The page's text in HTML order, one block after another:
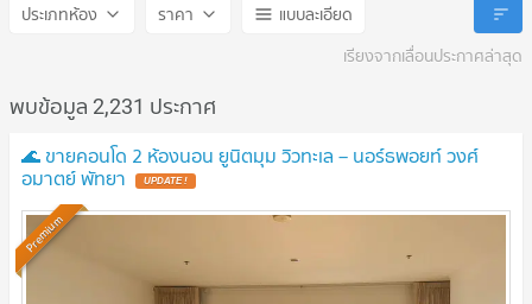
ประเภทห้อง ราคา
แบบละเอียด
เรียงจากเลื่อนประกาศล่าสุด
พบข้อมูล 2,231 ประกาศ
🌊 ขายคอนโด 2 ห้องนอน ยูนิตมุม วิวทะเล – นอร์ธพอยท์ วงศ์
อมาตย์ พัทยา UPDATE !
Premium